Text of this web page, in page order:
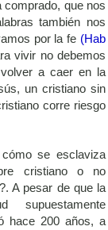
que nos
también nos
por la fe (Hab
vivir no debemos
a caer en la
un cristiano sin
corre riesgo
se esclaviza
cristiano o no
A pesar de que la
supuestamente
hace 200 años, a